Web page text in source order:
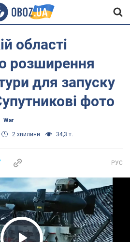
області
розширення
для запуску
фото
War
2 хвилини 34,3 т.
РУС